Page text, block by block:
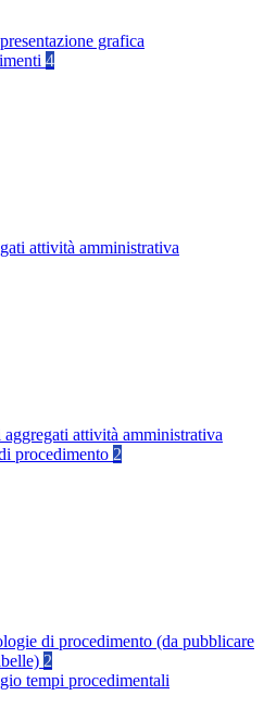
grafica
4
attività amministrativa
aggregati attività amministrativa
procedimento 2
di procedimento (da pubblicare
2
tempi procedimentali